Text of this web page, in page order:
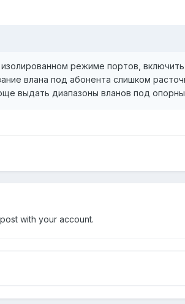
режиме портов,
влана под абонента слишком
выдать диапазоны вланов под
with your account.